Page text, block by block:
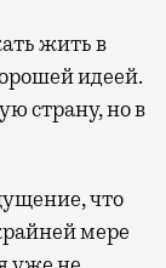
жить в
идеей.
страну, но в
что
мере